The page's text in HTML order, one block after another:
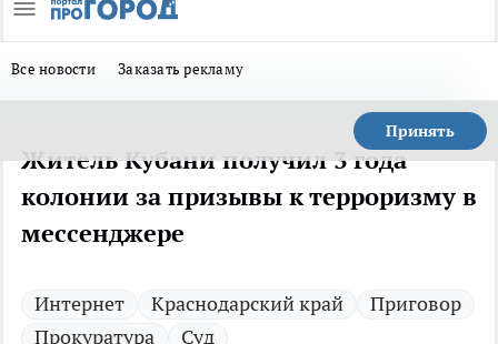
Все новости Заказать рекламу
Принять
Житель Кубани получил 3 года
колонии за призывы к терроризму в
мессенджере
Интернет Краснодарский край
Приговор
Прокуратура
Суд